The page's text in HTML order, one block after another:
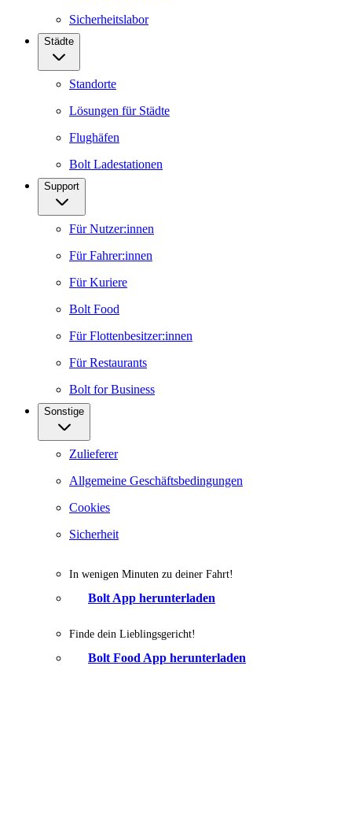
Sicherheitslabor
Städte
Standorte
Lösungen für Städte
Flughäfen
Bolt Ladestationen
Support
Für Nutzer:innen
Für Fahrer:innen
Für Kuriere
Bolt Food
Für Flottenbesitzer:innen
Für Restaurants
Bolt for Business
Sonstige
Zulieferer
Allgemeine Geschäftsbedingungen
Cookies
Sicherheit
In wenigen Minuten zu deiner Fahrt!
Bolt App herunterladen
Finde dein Lieblingsgericht!
Bolt Food App herunterladen